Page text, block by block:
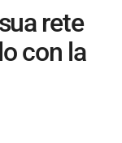
rete
con la